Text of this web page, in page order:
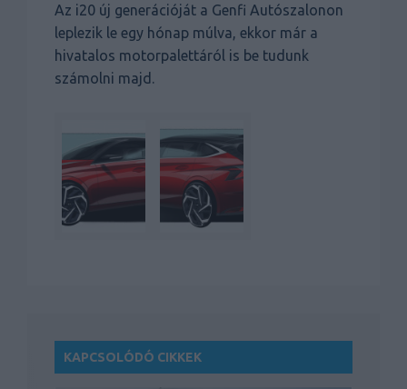
Az i20 új generációját a Genfi Autószalonon
leplezik le egy hónap múlva, ekkor már a
hivatalos motorpalettáról is be tudunk
számolni majd.
KAPCSOLÓDÓ CIKKEK